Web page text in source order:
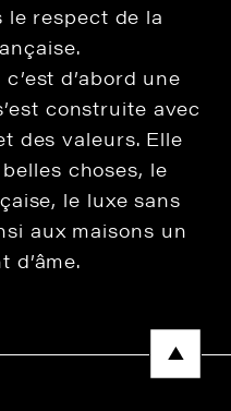
le respect de la
d’abord une
construite avec
des valeurs. Elle
choses, le
le luxe sans
aux maisons un
d’âme.